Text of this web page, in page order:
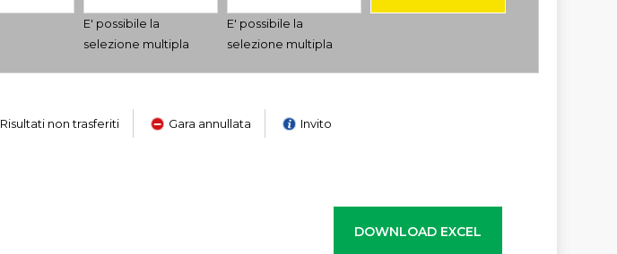
E' possibile la
selezione multipla
E' possibile la
selezione multipla
Risultati non trasferiti Gara annullata Invito